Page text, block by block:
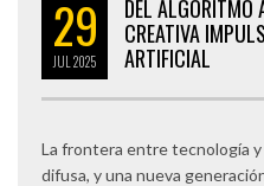
29
JUL 2025
DEL ALGORITMO
CREATIVA
ARTIFICIAL
La frontera entre tecnología y
difusa, y una nueva